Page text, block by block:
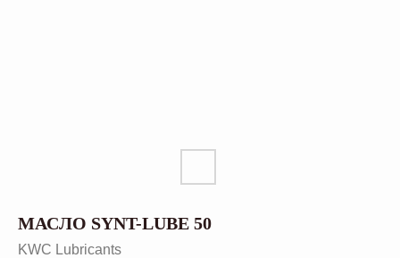
МАСЛО SYNT-LUBE 50
KWC Lubricants